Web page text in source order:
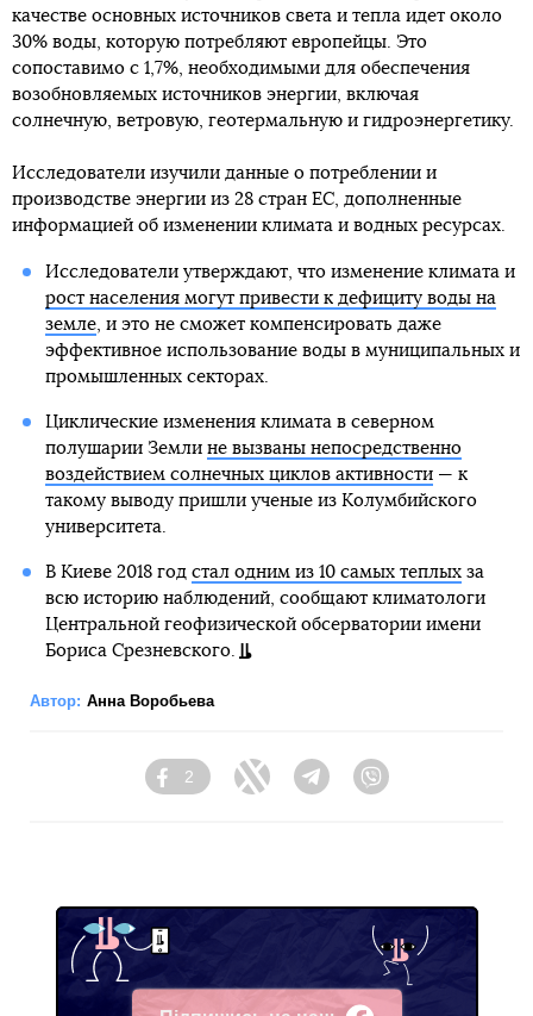
качестве основных источников света и тепла идет около
30% воды, которую потребляют европейцы. Это
сопоставимо с 1,7%, необходимыми для обеспечения
возобновляемых источников энергии, включая
солнечную, ветровую, геотермальную и гидроэнергетику.
Исследователи изучили данные о потреблении и
производстве энергии из 28 стран ЕС, дополненные
информацией об изменении климата и водных ресурсах.
Исследователи утверждают, что изменение климата и
рост населения могут привести к дефициту воды на
земле, и это не сможет компенсировать даже
эффективное использование воды в муниципальных и
промышленных секторах.
Циклические изменения климата в северном
полушарии Земли не вызваны непосредственно
воздействием солнечных циклов активности— к
такому выводу пришли ученые из Колумбийского
университета.
В Киеве 2018 год стал одним из 10 самых теплыхза
всю историю наблюдений, сообщают климатологи
Центральной геофизической обсерватории имени
Бориса Срезневского.
Автор: Анна Воробьева
Facebook
2
Twitter TelegramViber